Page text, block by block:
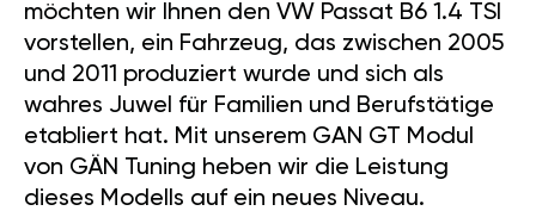
möchten wir Ihnen den VW Passat B6 1.4 TSI
vorstellen, ein Fahrzeug, das zwischen 2005
und 2011 produziert wurde und sich als
wahres Juwel für Familien und Berufstätige
etabliert hat. Mit unserem GAN GT Modul
von GÄN Tuning heben wir die Leistung
dieses Modells auf ein neues Niveau.